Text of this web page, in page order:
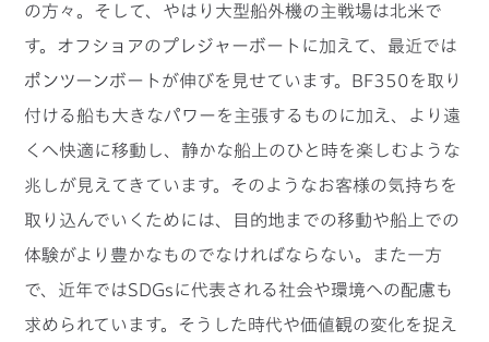
の方々。そして、やはり大型船外機の主戦場は北米で
す。オフショアのプレジャーボートに加えて、最近では
ポンツーンボートが伸びを見せています。BF350を取り
付ける船も大きなパワーを主張するものに加え、より遠
くへ快適に移動し、静かな船上のひと時を楽しむような
兆しが見えてきています。そのようなお客様の気持ちを
取り込んでいくためには、目的地までの移動や船上での
体験がより豊かなものでなければならない。また一方
で、近年ではSDGsに代表される社会や環境への配慮も
求められています。そうした時代や価値観の変化を捉え